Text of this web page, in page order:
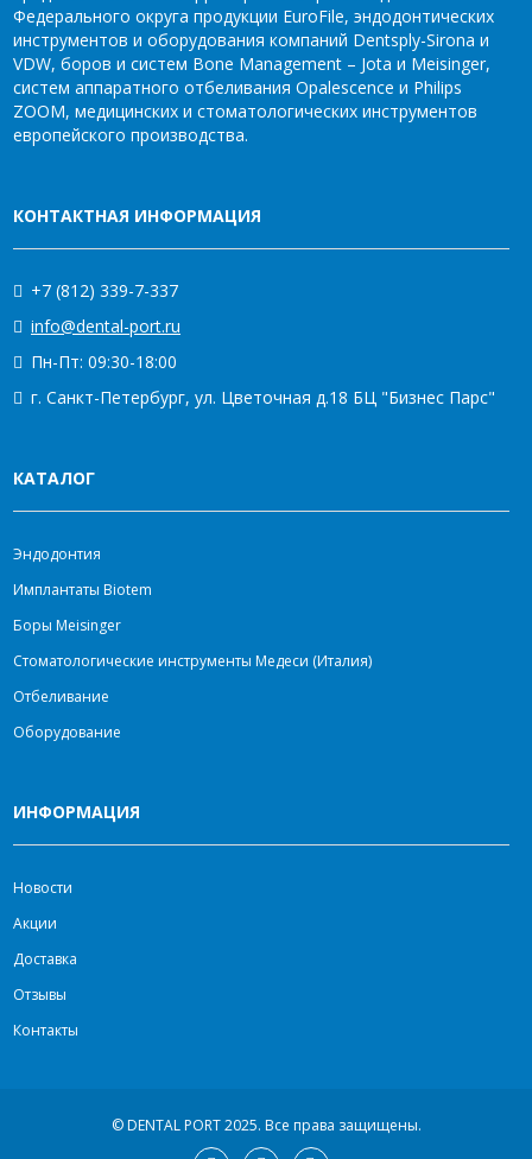
Федерального округа продукции EuroFile, эндодонтических
инструментов и оборудования компаний Dentsply-Sirona и
VDW, боров и систем Bone Management – Jota и Meisinger,
систем аппаратного отбеливания Opalescence и Philips
ZOOM, медицинских и стоматологических инструментов
европейского производства.
КОНТАКТНАЯ ИНФОРМАЦИЯ
+7 (812) 339-7-337
info@dental-port.ru
Пн-Пт: 09:30-18:00
г. Санкт-Петербург, ул. Цветочная д.18 БЦ "Бизнес Парс"
КАТАЛОГ
Эндодонтия
Имплантаты Biotem
Боры Meisinger
Стоматологические инструменты Медеси (Италия)
Отбеливание
Оборудование
ИНФОРМАЦИЯ
Новости
Акции
Доставка
Отзывы
Контакты
© DENTAL PORT 2025. Все права защищены.